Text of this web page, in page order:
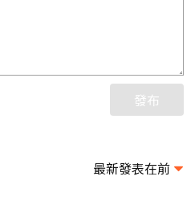
發布
最新發表在前